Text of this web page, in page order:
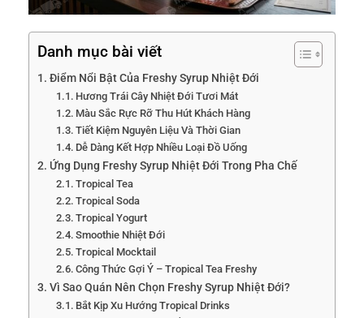
Danh mục bài viết
Điểm Nổi Bật Của Freshy Syrup Nhiệt Đới
Hương Trái Cây Nhiệt Đới Tươi Mát
Màu Sắc Rực Rỡ Thu Hút Khách Hàng
Tiết Kiệm Nguyên Liệu Và Thời Gian
Dễ Dàng Kết Hợp Nhiều Loại Đồ Uống
Ứng Dụng Freshy Syrup Nhiệt Đới Trong Pha Chế
Tropical Tea
Tropical Soda
Tropical Yogurt
Smoothie Nhiệt Đới
Tropical Mocktail
Công Thức Gợi Ý – Tropical Tea Freshy
Vì Sao Quán Nên Chọn Freshy Syrup Nhiệt Đới?
Bắt Kịp Xu Hướng Tropical Drinks